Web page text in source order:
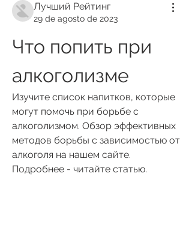
Лучший Рейтинг
29 de agosto de 2023
Что попить при
алкоголизме
Изучите список напитков, которые
могут помочь при борьбе с
алкоголизмом. Обзор эффективных
методов борьбы с зависимостью от
алкоголя на нашем сайте.
Подробнее - читайте статью.